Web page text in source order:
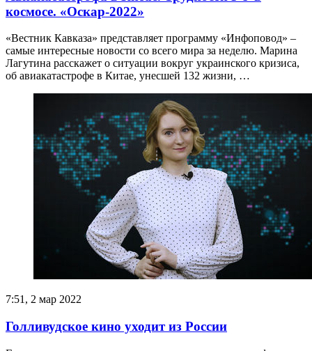
космосе. «Оскар-2022»
«Вестник Кавказа» представляет программу «Инфоповод» –
самые интересные новости со всего мира за неделю. Марина
Лагутина расскажет о ситуации вокруг украинского кризиса,
об авиакатастрофе в Китае, унесшей 132 жизни, …
7:51, 2 мар 2022
Голливудское кино уходит из России